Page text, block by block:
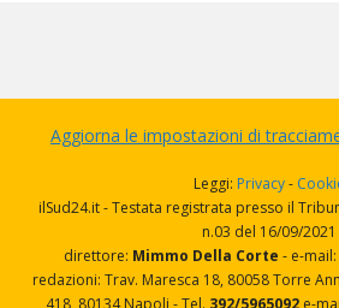
Aggiorna le impostazioni di
Leggi: Privacy-
ilSud24.it - Testata registrata presso il
n.03 del 16/09/2021
direttore: Mimmo Della Corte - e-mail:
redazioni: Trav. Maresca 18, 80058 Torre
418, 80134 Napoli - Tel. 392/5965092 e-